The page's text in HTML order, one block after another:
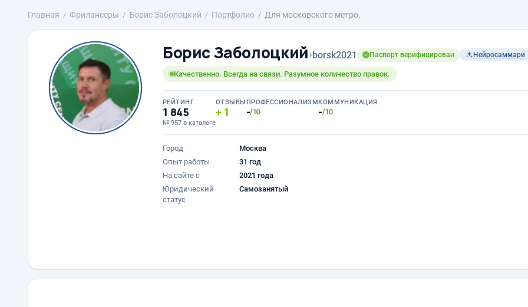
Главная Фрилансеры Борис Заболоцкий Портфолио Для московского метро.
Борис Заболоцкий›borsk2021 Паспорт верифицирован Нейросаммари
Качественно. Всегда на связи. Разумное количество правок.
РЕЙТИНГ
1 845
№ 957 в каталоге
ОТЗЫВЫ
1
ПРОФЕССИОНАЛИЗМ
-/10
КОММУНИКАЦИЯ
-/10
Город
Москва
Опыт работы
31 год
На сайте с
2021 года
Юридический
статус
Самозанятый